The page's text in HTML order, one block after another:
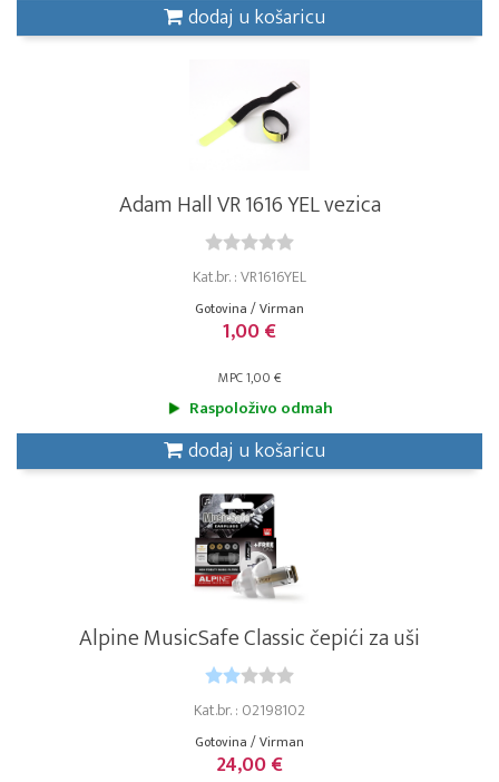
dodaj u košaricu
Adam Hall VR 1616 YEL vezica
Kat.br. : VR1616YEL
Gotovina / Virman
1,00 €
MPC 1,00 €
Raspoloživo odmah
dodaj u košaricu
Alpine MusicSafe Classic čepići za uši
Kat.br. : 02198102
Gotovina / Virman
24,00 €